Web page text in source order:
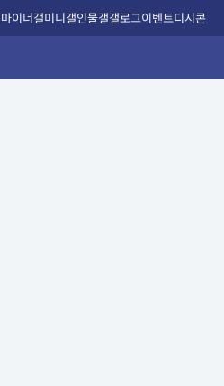
마이너갤미니갤인물갤갤로그이벤트디시콘